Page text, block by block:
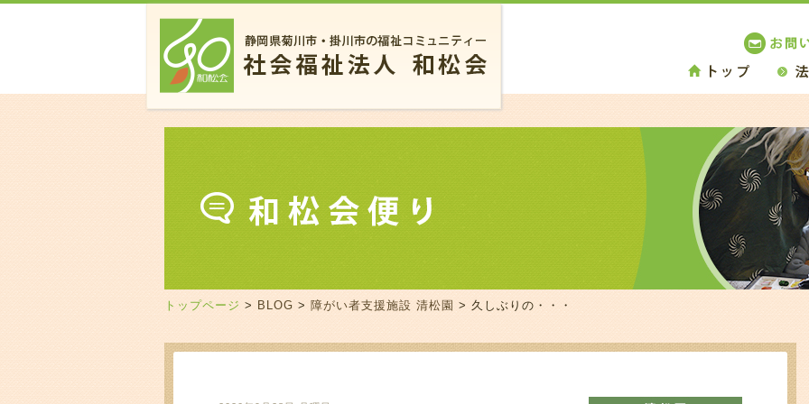
トップページ > BLOG > 障がい者支援施設 清松園 > 久しぶりの・・・